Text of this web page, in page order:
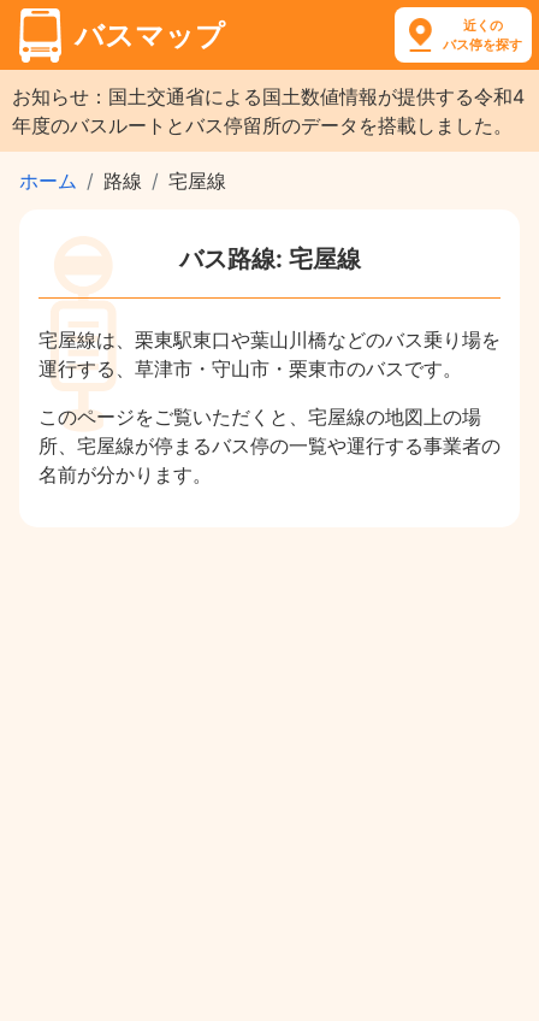
バスマップ
近くの
バス停を探す
お知らせ：国土交通省による国土数値情報が提供する令和4
年度のバスルートとバス停留所のデータを搭載しました。
ホーム 路線 宅屋線
バス路線: 宅屋線
宅屋線は、栗東駅東口や葉山川橋などのバス乗り場を
運行する、草津市・守山市・栗東市のバスです。
このページをご覧いただくと、宅屋線の地図上の場
所、宅屋線が停まるバス停の一覧や運行する事業者の
名前が分かります。